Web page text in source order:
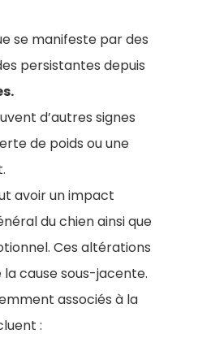
se manifeste par des
persistantes depuis
d’autres signes
de poids ou une
avoir un impact
du chien ainsi que
Ces altérations
cause sous-jacente.
associés à la
: